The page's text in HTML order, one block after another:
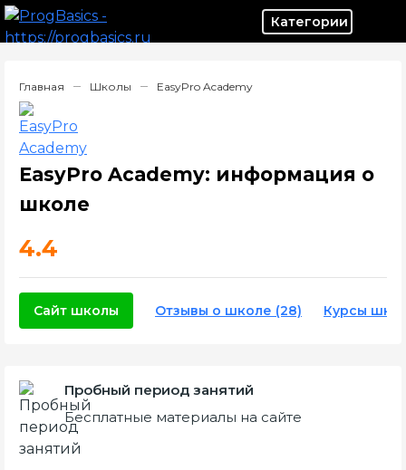
Главная Школы EasyPro Academy
EasyPro Academy: информация о
школе
4.4
Сайт школы Отзывы о школе (28) Курсы
Пробный период занятий
Бесплатные материалы на сайте